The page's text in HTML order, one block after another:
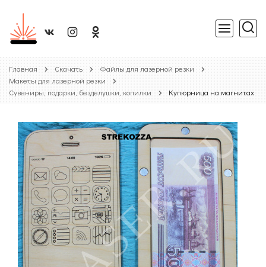
Главная Скачать
Файлы для лазерной резки
Макеты для лазерной резки
Сувениры, подарки, безделушки, копилки
Купюрница на магнитах